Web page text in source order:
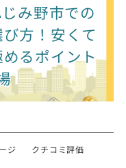
み野市での
方！安くて
るポイント
ジ クチコミ評価